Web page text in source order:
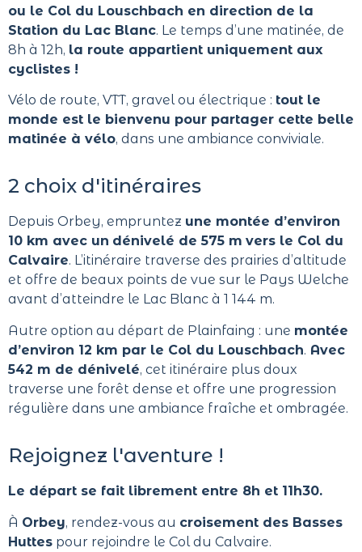
ou le Col du Louschbach en direction de la
Station du Lac Blanc. Le temps d’une matinée, de
8h à 12h, la route appartient uniquement aux
cyclistes !
Vélo de route, VTT, gravel ou électrique : tout le
monde est le bienvenu pour partager cette belle
matinée à vélo, dans une ambiance conviviale.
2 choix d'itinéraires
Depuis Orbey, empruntez une montée d’environ
10 km avec un dénivelé de 575 m vers le Col du
Calvaire. L’itinéraire traverse des prairies d’altitude
et offre de beaux points de vue sur le Pays Welche
avant d’atteindre le Lac Blanc à 1 144 m.
Autre option au départ de Plainfaing : une montée
d’environ 12 km par le Col du Louschbach. Avec
542 m de dénivelé, cet itinéraire plus doux
traverse une forêt dense et offre une progression
régulière dans une ambiance fraîche et ombragée.
Rejoignez l'aventure !
Le départ se fait librement entre 8h et 11h30.
À Orbey, rendez-vous au croisement des Basses
Huttes pour rejoindre le Col du Calvaire.